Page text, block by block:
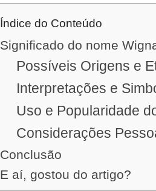
Índice do Conteúdo
Significado do nome
Possíveis Origens e
Interpretações e
Uso e Popularidade
Considerações
Conclusão
E aí, gostou do artigo?